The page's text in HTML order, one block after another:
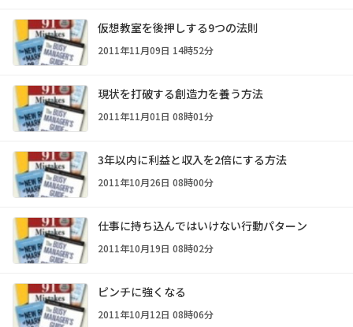
仮想教室を後押しする9つの法則
2011年11月09日 14時52分
現状を打破する創造力を養う方法
2011年11月01日 08時01分
3年以内に利益と収入を2倍にする方法
2011年10月26日 08時00分
仕事に持ち込んではいけない行動パターン
2011年10月19日 08時02分
ピンチに強くなる
2011年10月12日 08時06分